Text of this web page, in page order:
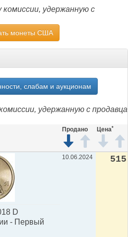
удержанную с
монеты США
слабам и аукционам
удержанную с продавца
Продано Цена*
D
- Первый
10.06.2024 515